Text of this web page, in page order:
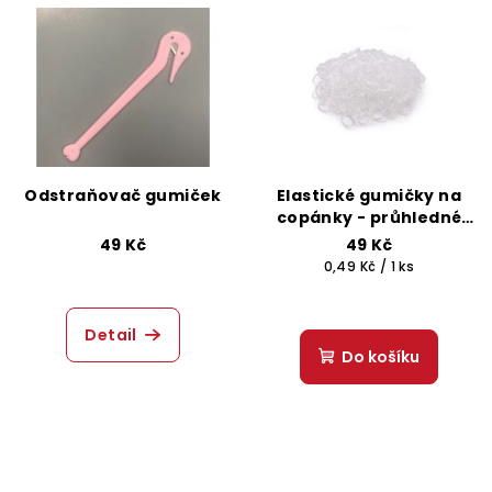
Odstraňovač gumiček
49 Kč
Detail
Elastické gumičky na
copánky - průhledné
100 ks
49 Kč
Měrná
0,49 Kč / 1 ks
Do košíku